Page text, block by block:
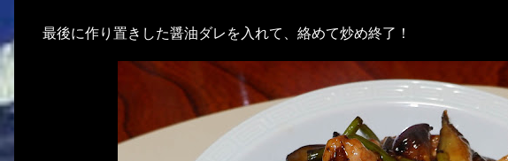
最後に作り置きした醤油ダレを入れて、絡めて炒め終了！